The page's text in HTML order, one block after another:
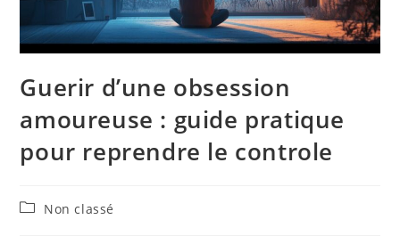
Guerir d’une obsession
amoureuse : guide pratique
pour reprendre le controle
PostNon classé